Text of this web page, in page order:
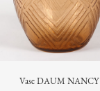
Vase DAUM NANCY